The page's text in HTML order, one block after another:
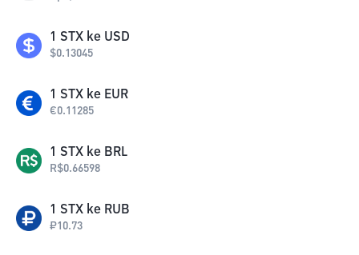
1 STX ke USD
$0.13045
1 STX ke EUR
€0.11285
1 STX ke BRL
R$0.66598
1 STX ke RUB
₽10.73